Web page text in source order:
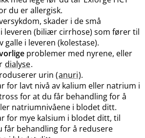
du er allergisk.
skader i de små
i leveren (biliær cirrhose) som fører til
galle i leveren (kolestase).
problemer med nyrene, eller
dialyse.
urin (anuri).
for lavt nivå av kalium eller natrium i
for at du får behandling for å
natriumnivåene i blodet ditt.
for mye kalsium i blodet ditt, til
får behandling for å redusere